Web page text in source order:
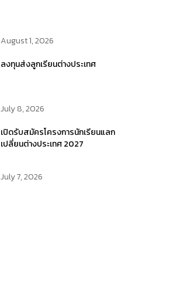
August 1, 2026
ลงทุนส่งลูกเรียนต่างประเทศ
July 8, 2026
เปิดรับสมัครโครงการนักเรียนแลก
เปลี่ยนต่างประเทศ 2027
July 7, 2026